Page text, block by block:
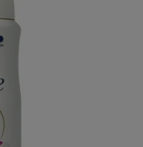
is leeg.